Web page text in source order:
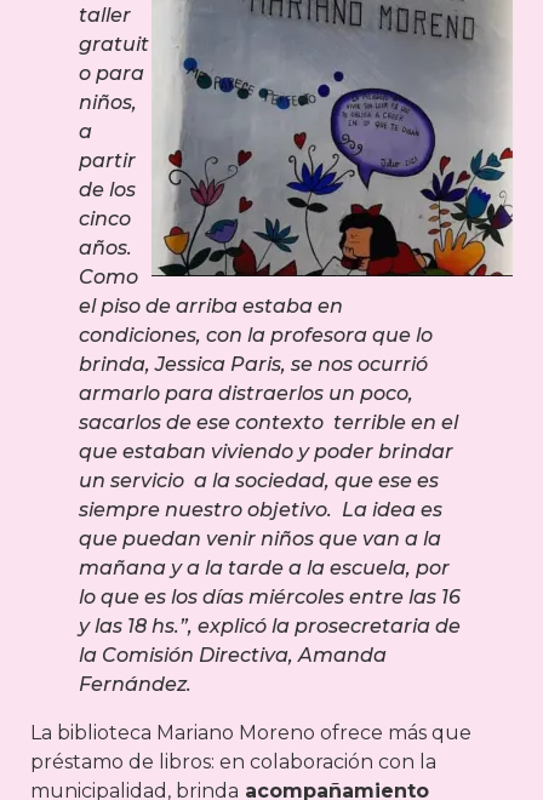
taller
gratuit
o para
niños,
a
partir
de los
cinco
años.
Como
el piso de arriba estaba en
condiciones, con la profesora que lo
brinda, Jessica Paris, se nos ocurrió
armarlo para distraerlos un poco,
sacarlos de ese contexto terrible en el
que estaban viviendo y poder brindar
un servicio a la sociedad, que ese es
siempre nuestro objetivo. La idea es
que puedan venir niños que van a la
mañana y a la tarde a la escuela, por
lo que es los días miércoles entre las 16
y las 18 hs.”, explicó la prosecretaria de
la Comisión Directiva, Amanda
Fernández.
La biblioteca Mariano Moreno ofrece más que
préstamo de libros: en colaboración con la
municipalidad, brinda acompañamiento